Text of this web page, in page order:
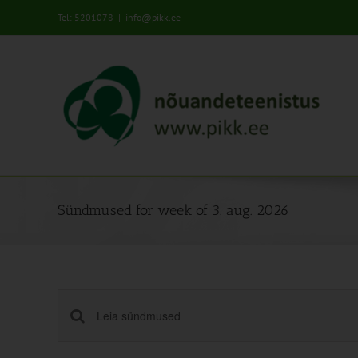
Tel: 5201078 | info@pikk.ee
Sündmused for week of 3. aug. 2026
Sündmused
Enter
05:00